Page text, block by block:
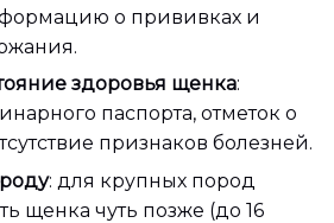
о прививках и
здоровья щенка:
паспорта, отметок о
признаков болезней.
: для крупных пород
щенка чуть позже (до 16